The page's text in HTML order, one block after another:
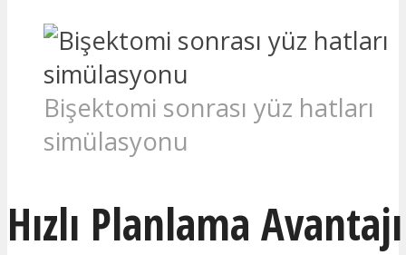
Bişektomi sonrası yüz hatları
simülasyonu
Hızlı Planlama Avantajı